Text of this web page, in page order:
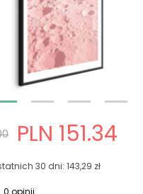
PLN 151.34
30 dni: 143,29 zł
0 opinii